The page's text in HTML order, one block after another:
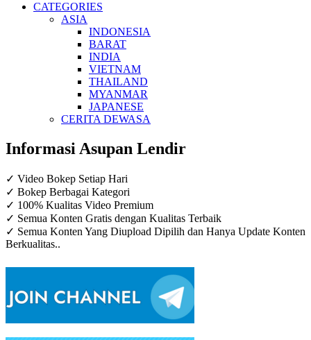
CATEGORIES
ASIA
INDONESIA
BARAT
INDIA
VIETNAM
THAILAND
MYANMAR
JAPANESE
CERITA DEWASA
Informasi Asupan Lendir
✓ Video Bokep Setiap Hari
✓ Bokep Berbagai Kategori
✓ 100% Kualitas Video Premium
✓ Semua Konten Gratis dengan Kualitas Terbaik
✓ Semua Konten Yang Diupload Dipilih dan Hanya Update Konten
Berkualitas..